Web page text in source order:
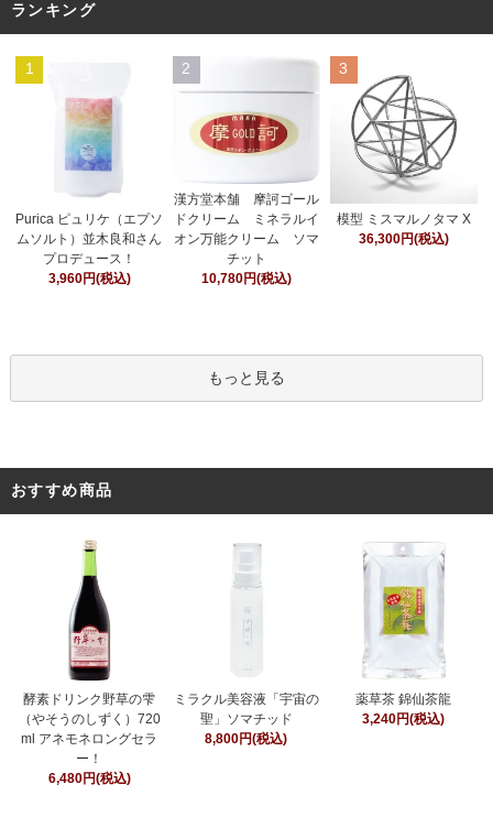
ランキング
1
Purica ピュリケ（エプソ
ムソルト）並木良和さん
プロデュース！
3,960円(税込)
2
漢方堂本舗 摩訶ゴール
ドクリーム ミネラルイ
オン万能クリーム ソマ
チット
10,780円(税込)
3
模型 ミスマルノタマ X
36,300円(税込)
もっと見る
おすすめ商品
酵素ドリンク野草の雫
（やそうのしずく）720
ml アネモネロングセラ
ー！
6,480円(税込)
ミラクル美容液「宇宙の
聖」ソマチッド
8,800円(税込)
薬草茶 錦仙茶龍
3,240円(税込)